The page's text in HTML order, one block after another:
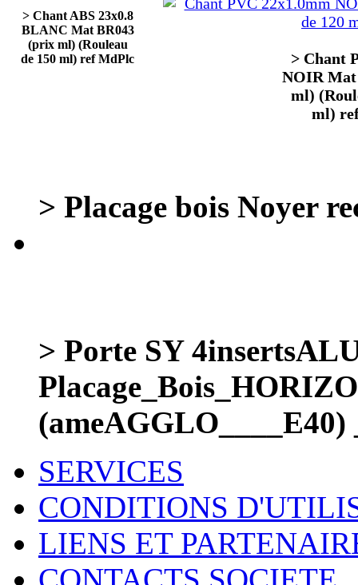
> Chant ABS 23x0.8
BLANC Mat BR043
(prix ml) (Rouleau
de 150 ml) ref MdPlc
> Chant
NOIR Mat
ml)
ml)
> Placage bois Noyer
> Porte SY
(ameAGGLO____E40)
SERVICES
CONDITIONS
LIENS ET